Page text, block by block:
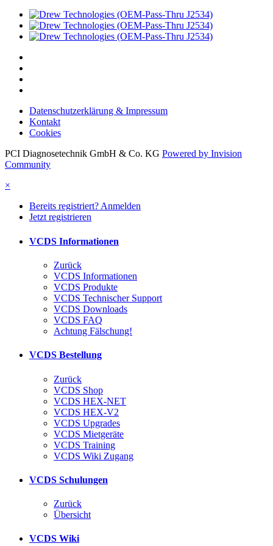
Datenschutzerklärung & Impressum
Kontakt
Cookies
PCI Diagnosetechnik GmbH & Co. KG Powered by Invision
Community
×
Bereits registriert? Anmelden
Jetzt registrieren
VCDS Informationen
Zurück
VCDS Informationen
VCDS Produkte
VCDS Technischer Support
VCDS Downloads
VCDS FAQ
Achtung Fälschung!
VCDS Bestellung
Zurück
VCDS Shop
VCDS HEX-NET
VCDS HEX-V2
VCDS Upgrades
VCDS Mietgeräte
VCDS Training
VCDS Wiki Zugang
VCDS Schulungen
Zurück
Übersicht
VCDS Wiki